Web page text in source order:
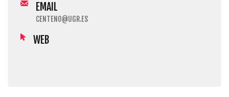
EMAIL
CENTENO@UGR.ES
WEB